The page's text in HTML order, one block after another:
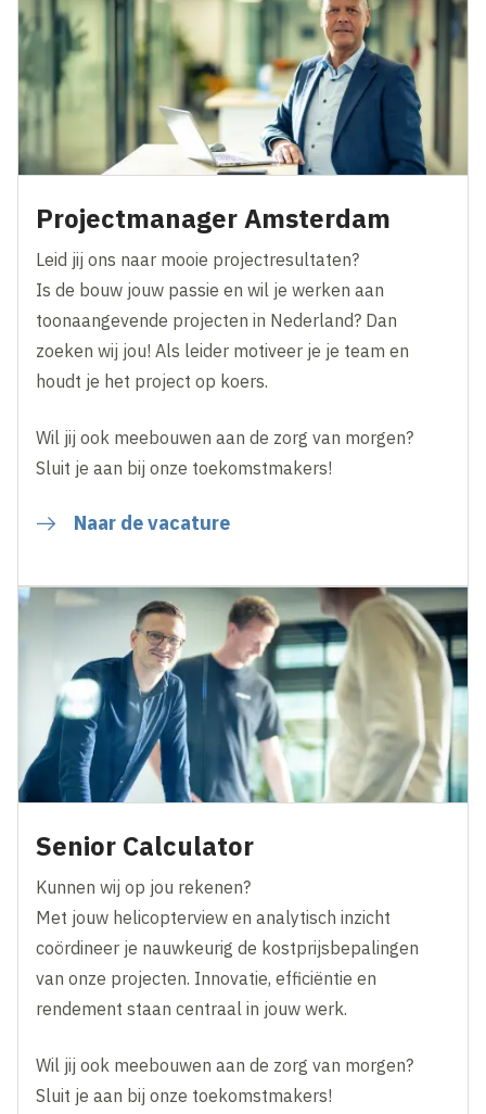
Projectmanager Amsterdam
Leid jij ons naar mooie projectresultaten?
Is de bouw jouw passie en wil je werken aan
toonaangevende projecten in Nederland? Dan
zoeken wij jou! Als leider motiveer je je team en
houdt je het project op koers.
Wil jij ook meebouwen aan de zorg van morgen?
Sluit je aan bij onze toekomstmakers!
Naar de vacature
Senior Calculator
Kunnen wij op jou rekenen?
Met jouw helicopterview en analytisch inzicht
coördineer je nauwkeurig de kostprijsbepalingen
van onze projecten. Innovatie, efficiëntie en
rendement staan centraal in jouw werk.
Wil jij ook meebouwen aan de zorg van morgen?
Sluit je aan bij onze toekomstmakers!